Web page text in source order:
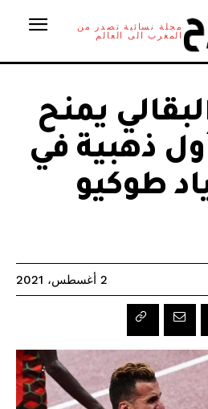
مجلة نسائية تصدر من
المغرب الى العالم
يمنح
ذهبية في
طوكيو
2 أغسطس، 2021